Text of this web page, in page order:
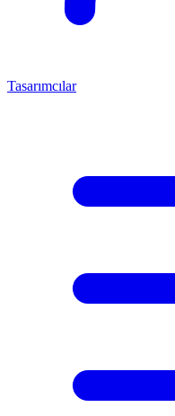
Tasarımcılar